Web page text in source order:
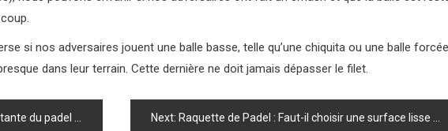
si nos adversaires jouent une balle basse, telle qu’une chiquita ou une balle
dans leur terrain. Cette dernière ne doit jamais dépasser le filet.
les géants du circuit Next: Raquette de Padel : Faut-il choisir une surface lisse ou rugueuse ?